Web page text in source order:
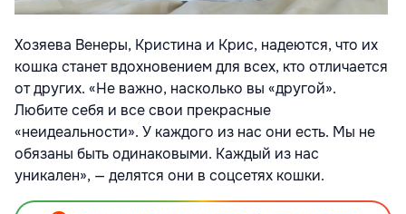
Хозяева Венеры, Кристина и Крис, надеются, что их
кошка станет вдохновением для всех, кто отличается
от других. «Не важно, насколько вы «другой».
Любите себя и все свои прекрасные
«неидеальности». У каждого из нас они есть. Мы не
обязаны быть одинаковыми. Каждый из нас
уникален», — делятся они в соцсетях кошки.